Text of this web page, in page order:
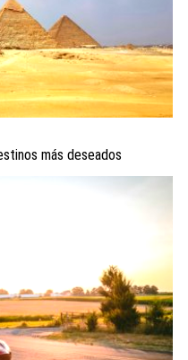
más deseados